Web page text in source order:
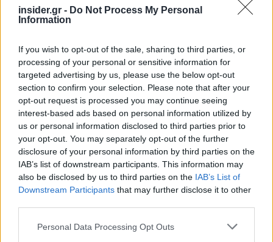
insider.gr - Do Not Process My Personal
Information
If you wish to opt-out of the sale, sharing to third parties, or
processing of your personal or sensitive information for
targeted advertising by us, please use the below opt-out
section to confirm your selection. Please note that after your
opt-out request is processed you may continue seeing
interest-based ads based on personal information utilized by
us or personal information disclosed to third parties prior to
your opt-out. You may separately opt-out of the further
disclosure of your personal information by third parties on the
IAB’s list of downstream participants. This information may
also be disclosed by us to third parties on the IAB’s List of
Downstream Participants that may further disclose it to other
Please note that this website/app uses one or more Google
Personal Data Processing Opt Outs
εισοδήματα που δηλώθηκαν πέρυσι, εάν έχει
κοινοποιηθεί οποιοδήποτε εξώδικο, ο
φορολογούμενος οφείλει, μέχρι τη λήξη της
προθεσμίας υποβολής της δήλωσης φορολογίας
εισοδήματος φορολογικού, να προσκομίσει
διαταγή πληρωμής ή διαταγή απόδοσης χρήσης
μίσθιου ή δικαστική απόφαση αποβολής ή
επιδίκασης μισθωμάτων ή αντίγραφο της αγωγής
αποβολής ή επιδίκασης μισθωμάτων,
προκειμένου να μην φορολογηθούν τα
εισοδήματα αυτά. Σε περίπτωση που
προσκομιστούν τα παραστατικά για τα εν λόγω